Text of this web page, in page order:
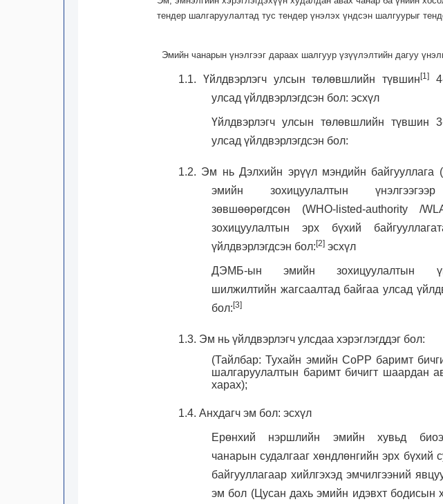
тендер шалгаруулалтад тус тендер үнэлэх үндсэн шалгуурыг
Эмийн чанарын үнэлгээг дараах шалгуур үзүүлэлтийн дагуу
1.1. Үйлдвэрлэгч улсын төлөвшлийн түвшин[1]
улсад үйлдвэрлэгдсэн бол: эсхүл
Үйлдвэрлэгч улсын төлөвшлийн түвшин
улсад үйлдвэрлэгдсэн бол:
1.2. Эм нь Дэлхийн эрүүл мэндийн
эмийн зохицуулалтын
зөвшөөрөгдсөн (WHO-listed-authority /
зохицуулалтын эрх бүхий
үйлдвэрлэгдсэн бол:[2] эсхүл
ДЭМБ-ын эмийн зохицуулалтын
шилжилтийн жагсаалтад байгаа улсад
бол:[3]
1.3. Эм нь үйлдвэрлэгч улсдаа хэрэглэгддэг бол:
(Тайлбар: Тухайн эмийн CoPP баримт
шалгаруулалтын баримт бичигт шаардан
харах);
1.4. Анхдагч эм бол: эсхүл
Ерөнхий нэршлийн эмийн хувьд
чанарын судалгааг хөндлөнгийн эрх бүхий
байгууллагаар хийлгэхэд эмчилгээний
эм бол (Цусан дахь эмийн идэвхт бодисын